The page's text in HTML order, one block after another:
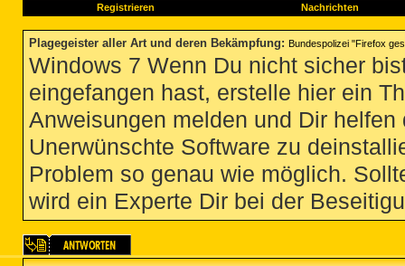
Registrieren Nachrichten
Plagegeister aller Art und deren Bekämpfung: Bundespolizei "Firefox
Windows 7 Wenn Du nicht sicher
eingefangen hast, erstelle hier ein
Anweisungen melden und Dir
Unerwünschte Software zu
Problem so genau wie möglich.
wird ein Experte Dir bei der